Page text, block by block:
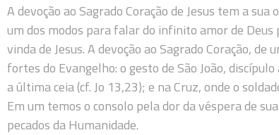
A devoção ao Sagrado Coração de Jesus tem a
um dos modos para falar do infinito amor de
vinda de Jesus. A devoção ao Sagrado Coração,
fortes do Evangelho: o gesto de São João,
a última ceia (cf. Jo 13,23); e na Cruz, onde o
Em um temos o consolo pela dor da véspera de
pecados da Humanidade.